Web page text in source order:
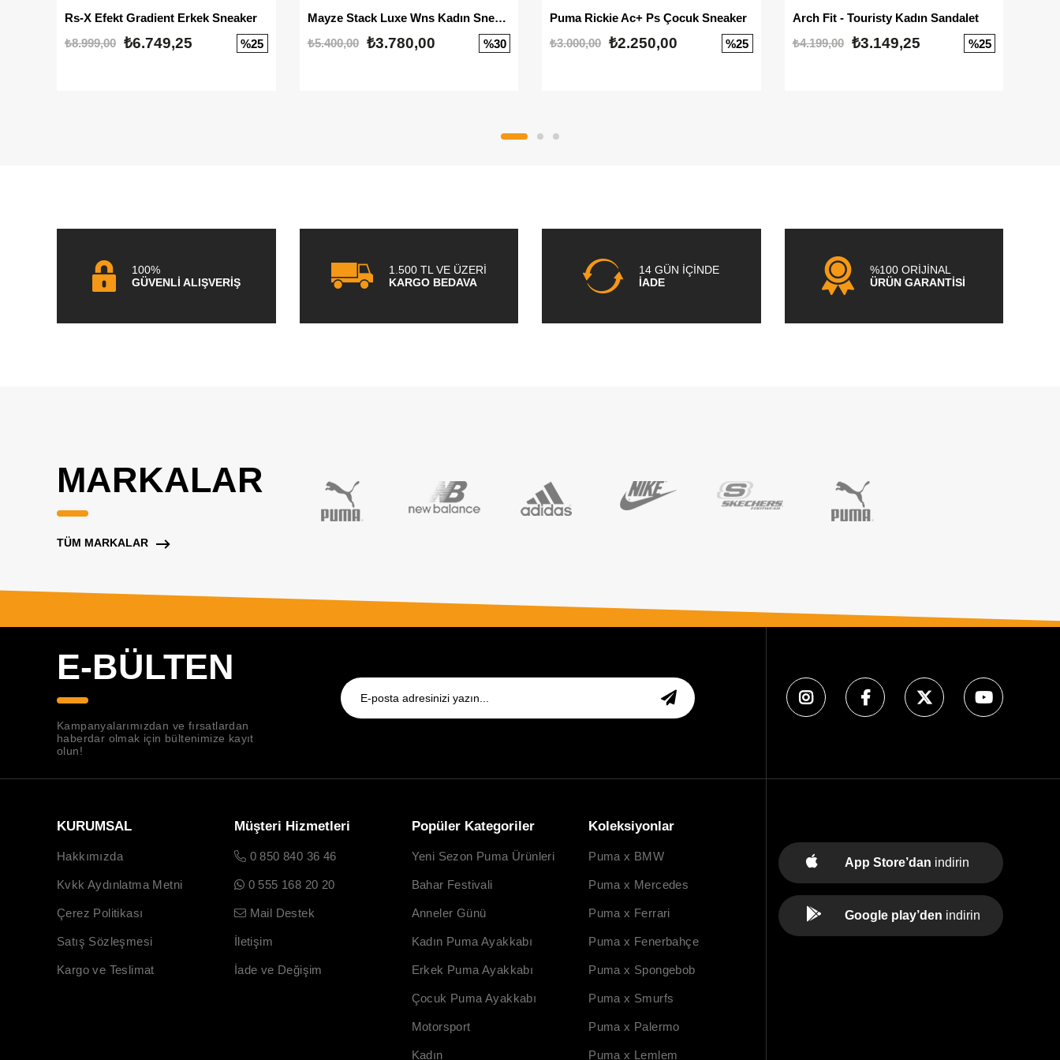
Rs-X Efekt Gradient Erkek Sneaker
₺8.999,00 ₺6.749,25 %25
Mayze Stack Luxe Wns Kadın Sneaker
₺5.400,00
₺3.780,00 %30
Puma Rickie Ac+ Ps Çocuk Sneaker
₺3.000,00 ₺2.250,00 %25
Arch Fit - Touristy Kadın Sandalet
₺4.199,00
₺3.149,25 %25
100%
GÜVENLİ ALIŞVERİŞ
1.500 TL VE ÜZERİ
KARGO BEDAVA
14 GÜN İÇİNDE
İADE
%100 ORİJİNAL
ÜRÜN GARANTİSİ
MARKALAR
TÜM MARKALAR
E-BÜLTEN
Kampanyalarımızdan ve fırsatlardan
haberdar olmak için bültenimize kayıt
olun!
KURUMSAL
Hakkımızda
Kvkk Aydınlatma Metni
Çerez Politikası
Satış Sözleşmesi
Kargo ve Teslimat
Müşteri Hizmetleri
0 850 840 36 46
0 555 168 20 20
Mail Destek
İletişim
İade ve Değişim
Popüler Kategoriler
Yeni Sezon Puma Ürünleri
Bahar Festivali
Anneler Günü
Kadın Puma Ayakkabı
Erkek Puma Ayakkabı
Çocuk Puma Ayakkabı
Motorsport
Kadın
Koleksiyonlar
Puma x BMW
Puma x Mercedes
Puma x Ferrari
Puma x Fenerbahçe
Puma x Spongebob
Puma x Smurfs
Puma x Palermo
Puma x Lemlem
App Store’dan indirin
Google play’den indirin